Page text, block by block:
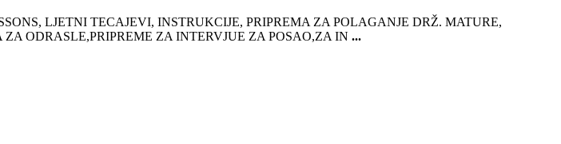
LJETNI TECAJEVI, INSTRUKCIJE, PRIPREMA ZA POLAGANJE DRŽ. MATURE,
ODRASLE,PRIPREME ZA INTERVJUE ZA POSAO,ZA IN ...